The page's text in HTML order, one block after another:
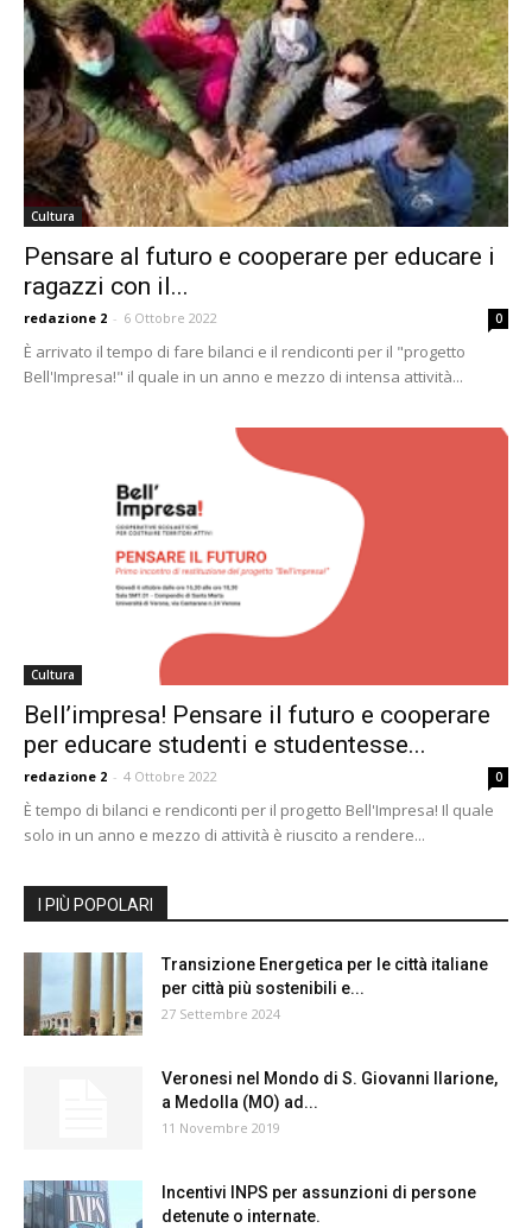
Cultura
Pensare al futuro e cooperare per educare i
ragazzi con il...
redazione 2 - 6 Ottobre 2022 0
È arrivato il tempo di fare bilanci e il rendiconti per il "progetto
Bell'Impresa!" il quale in un anno e mezzo di intensa attività...
Cultura
Bell’impresa! Pensare il futuro e cooperare
per educare studenti e studentesse...
redazione 2 - 4 Ottobre 2022 0
È tempo di bilanci e rendiconti per il progetto Bell'Impresa! Il quale
solo in un anno e mezzo di attività è riuscito a rendere...
I PIÙ POPOLARI
Transizione Energetica per le città italiane
per città più sostenibili e...
27 Settembre 2024
Veronesi nel Mondo di S. Giovanni Ilarione,
a Medolla (MO) ad...
11 Novembre 2019
Incentivi INPS per assunzioni di persone
detenute o internate.